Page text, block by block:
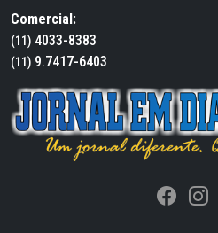
Comercial:
(11) 4033-8383
(11) 9.7417-6403